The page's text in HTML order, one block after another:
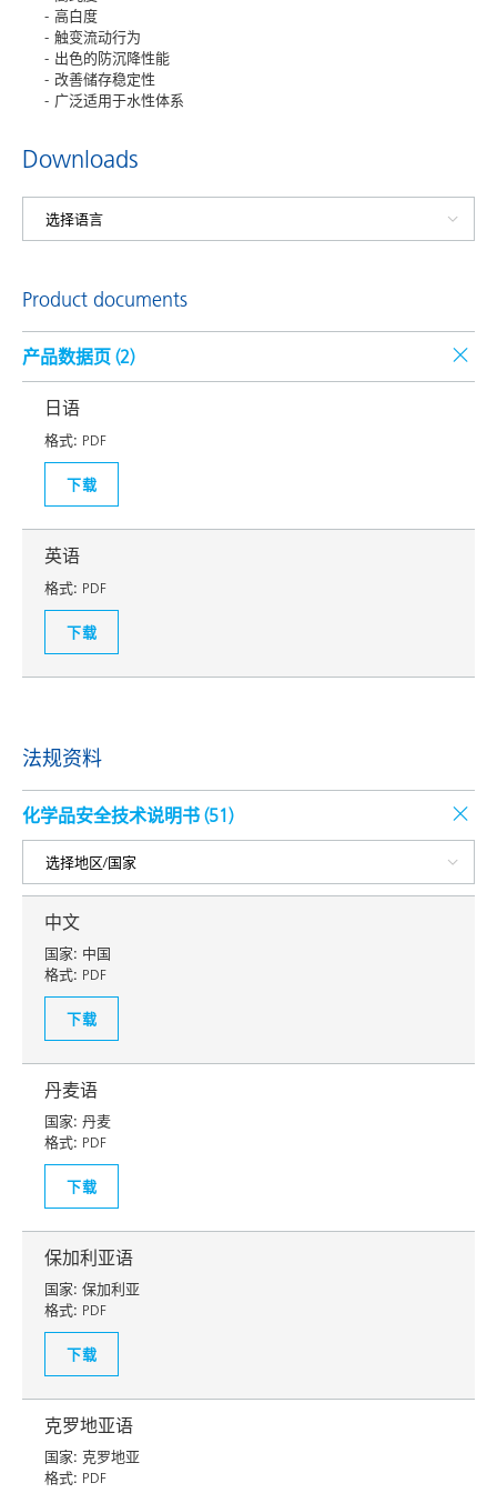
高白度
触变流动行为
出色的防沉降性能
改善储存稳定性
广泛适用于水性体系
Downloads
Product documents
产品数据页 (2)
日语
格式: PDF
下载
英语
格式: PDF
下载
法规资料
化学品安全技术说明书 (51)
中文
国家: 中国
格式: PDF
下载
丹麦语
国家: 丹麦
格式: PDF
下载
保加利亚语
国家: 保加利亚
格式: PDF
下载
克罗地亚语
国家: 克罗地亚
格式: PDF